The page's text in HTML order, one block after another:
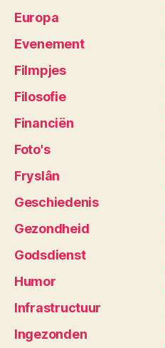
Europa
Evenement
Filmpjes
Filosofie
Financiën
Foto's
Fryslân
Geschiedenis
Gezondheid
Godsdienst
Humor
Infrastructuur
Ingezonden